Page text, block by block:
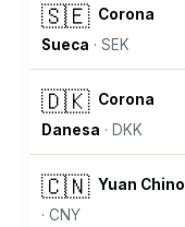
🇸🇪 Corona
Sueca ·SEK
🇩🇰 Corona
Danesa · DKK
🇨🇳 Yuan Chino
·CNY